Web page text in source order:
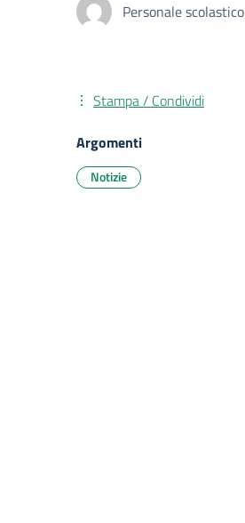
Personale scolastico
Stampa / Condividi
Argomenti
Notizie